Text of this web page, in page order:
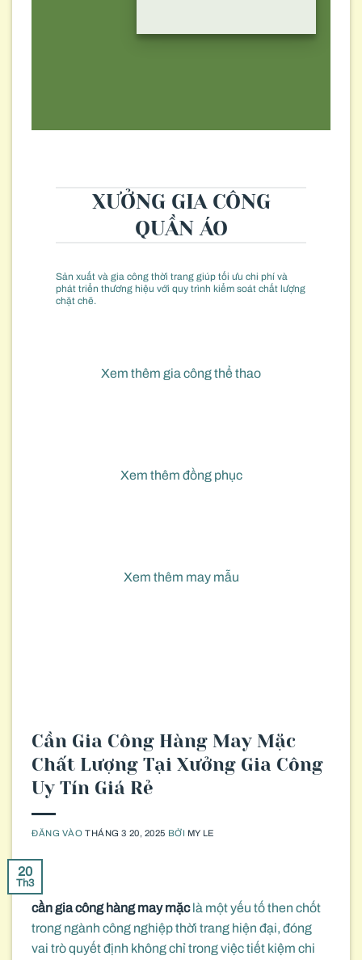
XƯỞNG GIA CÔNG
QUẦN ÁO
Sản xuất và gia công thời trang giúp tối ưu chi phí và
phát triển thương hiệu với quy trình kiểm soát chất lượng
chặt chẽ.
Xem thêm gia công thể thao
Xem thêm đồng phục
Xem thêm may mẫu
Cần Gia Công Hàng May Mặc
Chất Lượng Tại Xưởng Gia Công
Uy Tín Giá Rẻ
ĐĂNG VÀOTHÁNG 3 20, 2025 BỞI MY LE
20
Th3
cần gia công hàng may mặclà một yếu tố then chốt
trong ngành công nghiệp thời trang hiện đại, đóng
vai trò quyết định không chỉ trong việc tiết kiệm chi